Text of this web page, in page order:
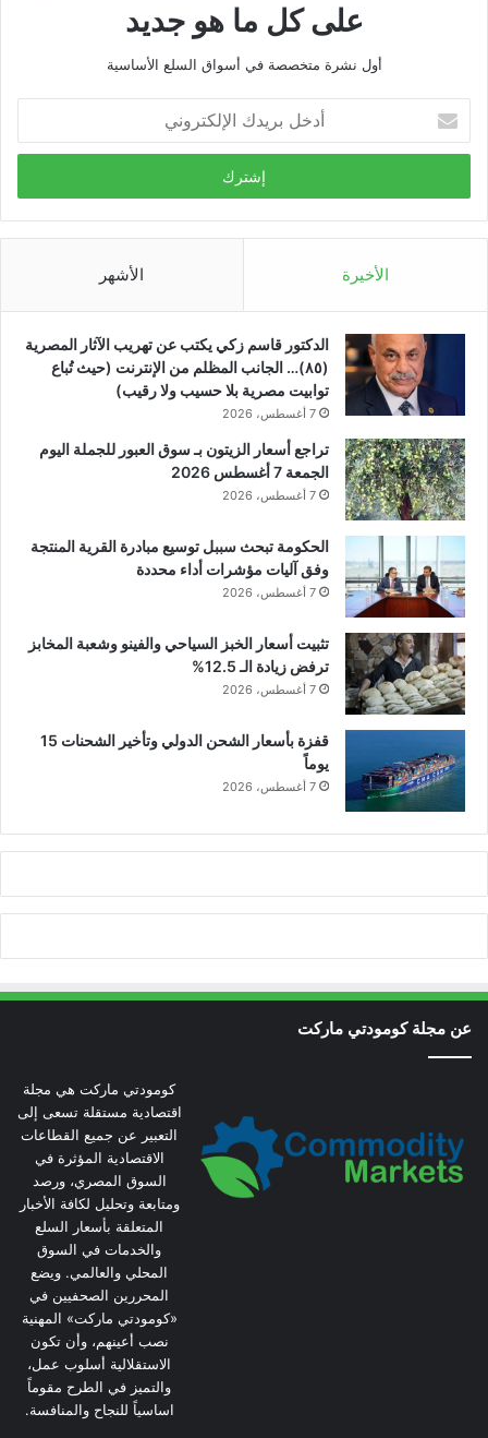
على كل ما هو جديد
أول نشرة متخصصة في أسواق السلع الأساسية
بريدك
الإلكتروني
الأخيرة الأشهر
الدكتور قاسم زكي يكتب عن تهريب الآثار المصرية
(٨٥)… الجانب المظلم من الإنترنت (حيث تُباع
توابيت مصرية بلا حسيب ولا رقيب)
7 أغسطس، 2026
تراجع أسعار الزيتون بـ سوق العبور للجملة اليوم
الجمعة 7 أغسطس 2026
7 أغسطس، 2026
الحكومة تبحث سببل توسيع مبادرة القرية المنتجة
وفق آليات مؤشرات أداء محددة
7 أغسطس، 2026
تثبيت أسعار الخبز السياحي والفينو وشعبة المخابز
ترفض زيادة الـ 12.5%
7 أغسطس، 2026
قفزة بأسعار الشحن الدولي وتأخير الشحنات 15
يوماً
7 أغسطس، 2026
عن مجلة كومودتي ماركت
كومودتي ماركت هي مجلة
اقتصادية مستقلة تسعى إلى
التعبير عن جميع القطاعات
الاقتصادية المؤثرة في
السوق المصري، ورصد
ومتابعة وتحليل لكافة الأخبار
المتعلقة بأسعار السلع
والخدمات في السوق
المحلي والعالمي. ويضع
المحررين الصحفيين في
«كومودتي ماركت» المهنية
نصب أعينهم، وأن تكون
الاستقلالية أسلوب عمل،
والتميز في الطرح مقوماً
اساسياً للنجاح والمنافسة.